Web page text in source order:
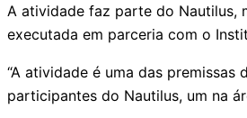
A atividade faz parte do Nautilus,
executada em parceria com o
“A atividade é uma das
participantes do Nautilus, um na